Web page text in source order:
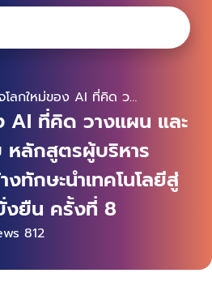
เข้าใจโลกใหม่ของ AI ที่คิด วางแผน และทำงานได้เอง! กับ หลักสูตรผู้บริหาร LEAD รุ่นที่ 2 สร้างทักษะนำเทคโนโลยีสู่การบริหารอย่างยั่งยืน ครั้งที่ 8
AI ที่คิด วางแผน และ
หลักสูตรผู้บริหาร
ทักษะนำเทคโนโลยีสู่
งยืน ครั้งที่ 8
812